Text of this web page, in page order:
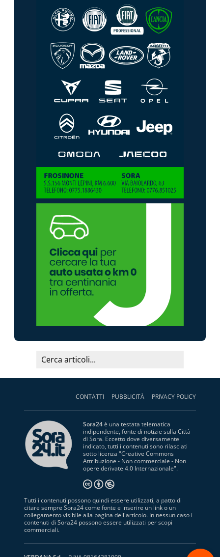
CONTATTI PUBBLICITÀ PRIVACY POLICY
Sora24è una testata telematica
indipendente, fonte di notizie sulla Città
di Sora. Eccetto dove diversamente
indicato, tutti i contenuti sono rilasciati
sotto licenza "Creative Commons
Attribuzione - Non commerciale - Non
opere derivate 4.0 Internazionale".
Tutti i contenuti possono quindi essere utilizzati, a patto di
citare sempre Sora24 come fonte e inserire un link o un
collegamento visibile alla pagina dell'articolo. In nessun caso i
contenuti di Sora24 possono essere utilizzati per scopi
commerciali.